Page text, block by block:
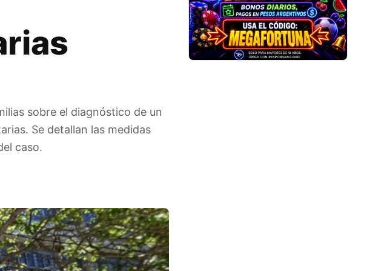
sobre el diagnóstico de un
Se detallan las medidas
caso.